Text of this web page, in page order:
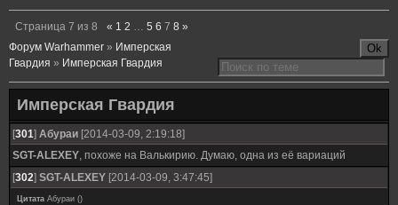
Страница 7 из 8 « 1 2 … 5 6 7 8 »
Форум Warhammer » Имперская
Гвардия » Имперская Гвардия
Имперская Гвардия
[301] Абураи [2014-03-09, 2:19:18]
SGT-ALEXEY, похоже на Валькирию. Думаю, одна из её вариаций
[302] SGT-ALEXEY [2014-03-09, 3:47:45]
Цитата Абураи ()